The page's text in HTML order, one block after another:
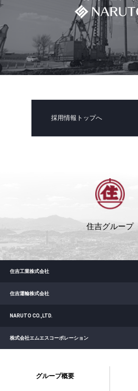
採用情報トップへ
住吉グループ
住吉工業株式会社
住吉運輸株式会社
NARUTO CO.,LTD.
株式会社エムエスコーポレーション
グループ概要